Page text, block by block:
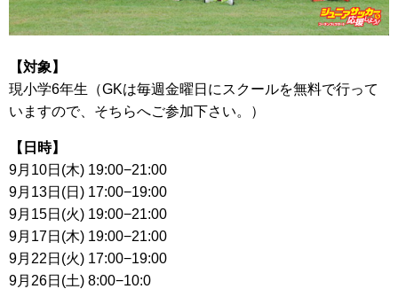
【対象】
現小学6年生（GKは毎週金曜日にスクールを無料で行って
いますので、そちらへご参加下さい。）
【日時】
9月10日(木) 19:00−21:00
9月13日(日) 17:00−19:00
9月15日(火) 19:00−21:00
9月17日(木) 19:00−21:00
9月22日(火) 17:00−19:00
9月26日(土) 8:00−10:0